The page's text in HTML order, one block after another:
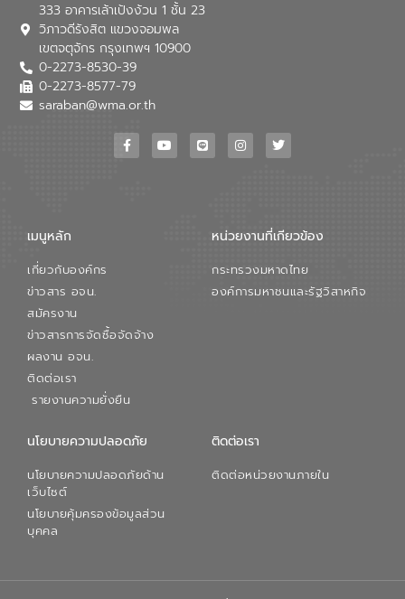
333 อาคารเล้าเป้งง้วน 1 ชั้น 23
วิภาวดีรังสิต แขวงจอมพล
เขตจตุจักร กรุงเทพฯ 10900
0-2273-8530-39
0-2273-8577-79
saraban@wma.or.th
เมนูหลัก
เกี่ยวกับองค์กร
ข่าวสาร อจน.
สมัครงาน
ข่าวสารการจัดซื้อจัดจ้าง
ผลงาน อจน.
ติดต่อเรา
รายงานความยั่งยืน
หน่วยงานที่เกียวข้อง
กระทรวงมหาดไทย
องค์การมหาชนและรัฐวิสาหกิจ
นโยบายความปลอดภัย
นโยบายความปลอดภัยด้าน
เว็บไซต์
นโยบายคุ้มครองข้อมูลส่วน
บุคคล
ติดต่อเรา
ติดต่อหน่วยงานภายใน